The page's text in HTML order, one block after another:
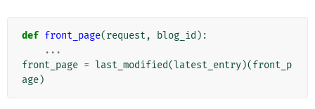
def front_page(request , blog_id ):
...
front_page = last_modified(latest_entry)(front_p
age)